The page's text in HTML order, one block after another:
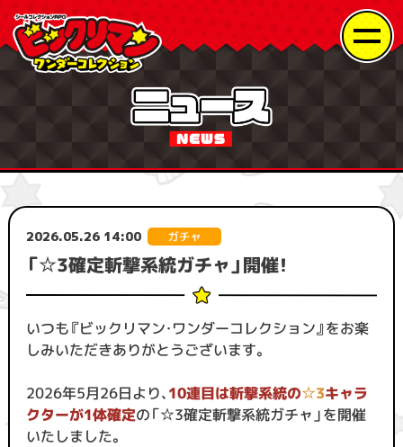
2026.05.26 14:00
「☆3確定斬撃系統ガチャ」開催！
いつも『ビックリマン・ワンダーコレクション』をお楽
しみいただきありがとうございます。
2026年5月26日より、10連目は斬撃系統の☆3キャラ
クターが1体確定の「☆3確定斬撃系統ガチャ」を開催
いたしました。